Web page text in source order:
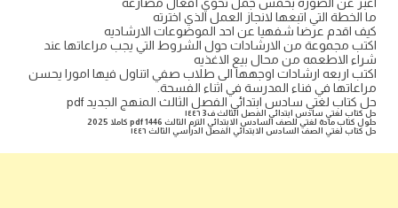
ما الخطة التي اتبعها لانجاز العمل الذي اخترته
كيف اقدم عرضا شفهيا عن احد الموضوعات الارشاديه
اكتب مجموعة من الارشادات حول الشروط التي يجب مراعاتها عند
شراء الاطعمه من محال بيع الاغذيه
اكتب اربعه ارشادات اوجهها الى طلاب صفي اتناول فيها امورا يحسن
مراعاتها في فناء المدرسة في اثناء الفسحة.
حل كتاب لغتي سادس ابتدائي الفصل الثالث المنهج الجديد pdf
حل كتاب لغتي سادس ابتدائي الفصل الثالث ف3 ١٤٤٦
حلول كتاب مادة لغتي للصف السادس الابتدائي الترم الثالث 1446 pdf كاملا 2025
حل كتاب لغتي الصف السادس الابتدائي الفصل الدراسي الثالث ١٤٤٦